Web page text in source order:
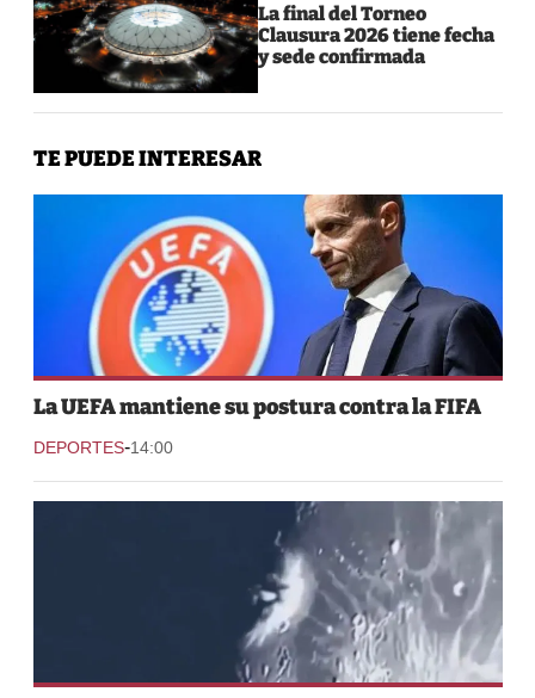
La final del Torneo
Clausura 2026 tiene fecha
y sede confirmada
TE PUEDE INTERESAR
La UEFA mantiene su postura contra la FIFA
DEPORTES-14:00